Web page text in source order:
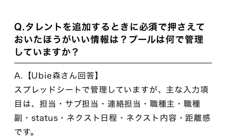
Q.タレントを追加するときに必須で押さえて
おいたほうがいい情報は？プールは何で管理
していますか？
A.【Ubie森さん回答】
スプレッドシートで管理していますが、主な入力項
目は、担当・サブ担当・連絡担当・職種主・職種
副・status・ネクスト日程・ネクスト内容・距離感
です。